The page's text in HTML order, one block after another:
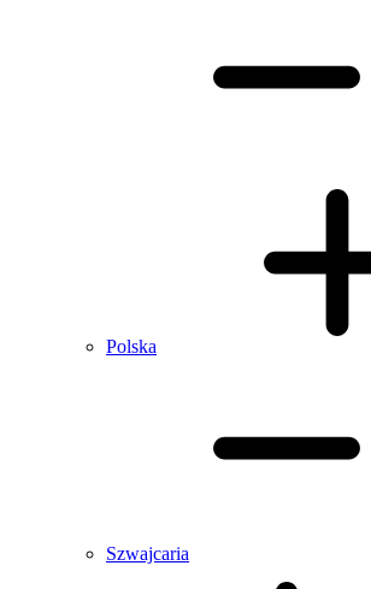
Polska
Szwajcaria